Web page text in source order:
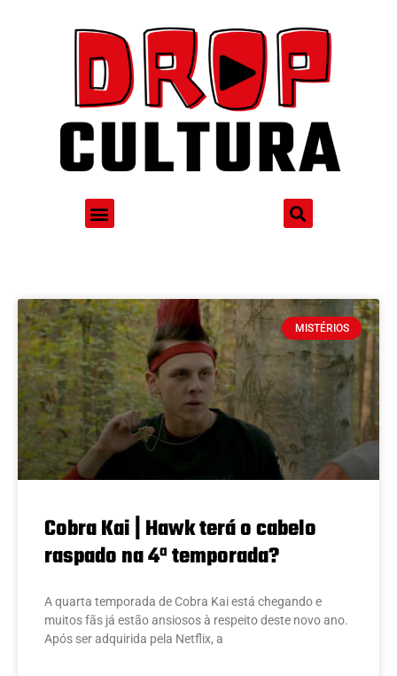
MISTÉRIOS
Cobra Kai | Hawk terá o cabelo
raspado na 4ª temporada?
A quarta temporada de Cobra Kai está chegando e
muitos fãs já estão ansiosos à respeito deste novo ano.
Após ser adquirida pela Netflix, a